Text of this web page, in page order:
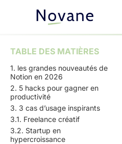
TABLE DES MATIÈRES
1. les grandes nouveautés de
Notion en 2026
2. 5 hacks pour gagner en
productivité
3. 3 cas d’usage inspirants
3.1. Freelance créatif
3.2. Startup en
hypercroissance